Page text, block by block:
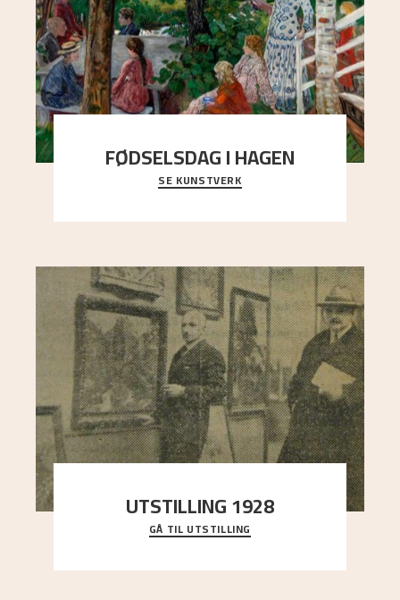
FØDSELSDAG I HAGEN
En gruppe mennesker er samlet under de store
trekronene i prestegårdshagen...
SE KUNSTVERK
UTSTILLING 1928
Då Astrup døydde i 1928, tok vennene Moritz
Kaland og Simon Thorbjørnsen initiativ til å
GÅ TIL UTSTILLING